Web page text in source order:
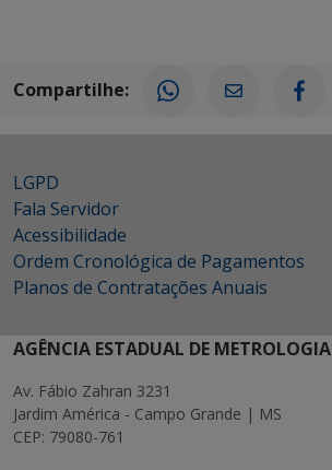
Compartilhe:
LGPD
Fala Servidor
Acessibilidade
Ordem Cronológica de Pagamentos
Planos de Contratações Anuais
AGÊNCIA ESTADUAL DE METROLOGIA
Av. Fábio Zahran 3231
Jardim América - Campo Grande | MS
CEP: 79080-761